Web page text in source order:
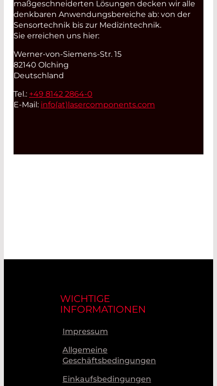
maßgeschneiderten Lösungen decken wir alle
denkbaren Anwendungsbereiche ab: von der
Sensortechnik bis zur Medizintechnik.
Sie erreichen uns hier:
Werner-von-Siemens-Str. 15
82140 Olching
Deutschland
Tel.: +49 8142 2864-0
E-Mail: info(at)lasercomponents.com
WICHTIGE
INFORMATIONEN
Impressum
Allgemeine
Geschäftsbedingungen
Einkaufsbedingungen